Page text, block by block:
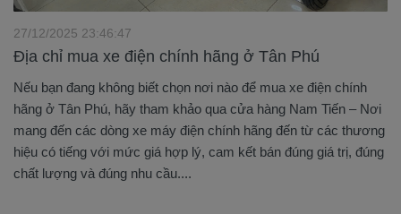
Địa chỉ mua xe điện chính hãng ở Tân Phú
27/12/2025 23:46:47
Nếu bạn đang không biết chọn nơi nào để mua xe điện chính
hãng ở Tân Phú, hãy tham khảo qua cửa hàng Nam Tiến – Nơi
mang đến các dòng xe máy điện chính hãng đến từ các thương
hiệu có tiếng với mức giá hợp lý, cam kết bán đúng giá trị, đúng
chất lượng và đúng nhu cầu....